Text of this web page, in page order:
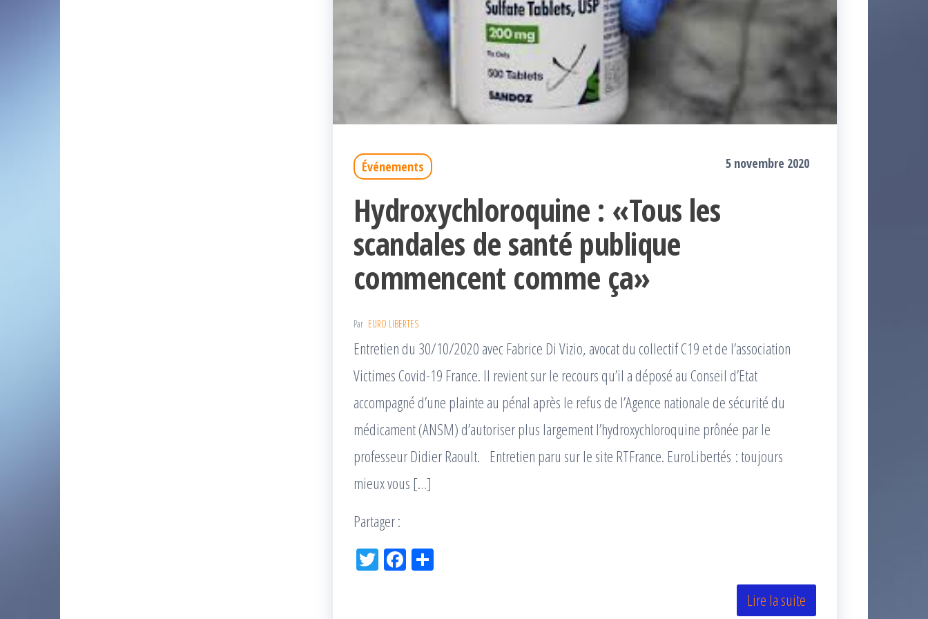
Événements 5 novembre 2020
Hydroxychloroquine : «Tous les
scandales de santé publique
commencent comme ça»
Par EURO LIBERTES
Entretien du 30/10/2020 avec Fabrice Di Vizio, avocat du collectif C19 et de l’association
Victimes Covid-19 France. Il revient sur le recours qu’il a déposé au Conseil d’Etat
accompagné d’une plainte au pénal après le refus de l’Agence nationale de sécurité du
médicament (ANSM) d’autoriser plus largement l’hydroxychloroquine prônée par le
professeur Didier Raoult. Entretien paru sur le site RTFrance. EuroLibertés : toujours
mieux vous […]
Partager :
Tw Fac
Lire la suite